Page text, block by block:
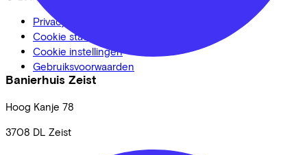
Banierhuis Zeist
Hoog Kanje 78
3708 DL Zeist
Privacy statement
Cookie statement
Cookie instellingen
Gebruiksvoorwaarden